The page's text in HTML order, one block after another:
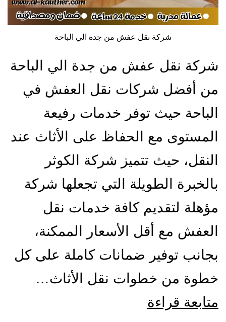
شركة نقل عفش من جدة الي الباحة
شركة نقل عفش من جدة الي الباحة
من أفضل شركات نقل العفش في
الباحة حيث توفر خدمات رفيعة
المستوى مع الحفاظ على الأثاث عند
النقل، حيث تتميز شركة الكوثر
بالخبرة الطويلة التي تجعلها شركة
مؤهلة لتقديم كافة خدمات نقل
العفش مع أقل الأسعار الممكنة،
بجانب توفير ضمانات كاملة على كل
خطوة من خطوات نقل الأثاث…
متابعة قراءة